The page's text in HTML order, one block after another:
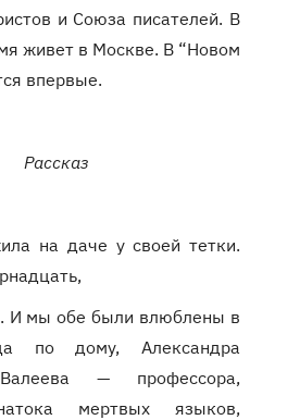
и Союза писателей. В
живет в Москве. В “Новом
впервые.
Рассказ
на даче у своей тетки.
И мы обе были влюблены в
по дому, Александра
— профессора,
мертвых языков,